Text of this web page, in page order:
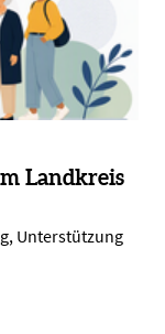
Landkreis
Unterstützung